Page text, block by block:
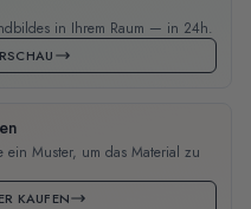
in Ihrem Raum — in 24h.
ein Muster, um das Material zu
KAUFEN